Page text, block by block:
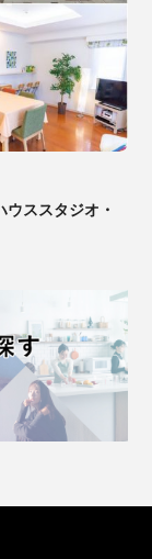
ススタジオ・